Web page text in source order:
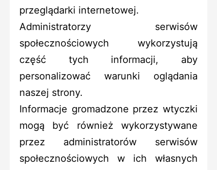
przeglądarki internetowej.
Administratorzy serwisów
społecznościowych wykorzystują
część tych informacji, aby
personalizować warunki oglądania
naszej strony.
Informacje gromadzone przez wtyczki
mogą być również wykorzystywane
przez administratorów serwisów
społecznościowych w ich własnych